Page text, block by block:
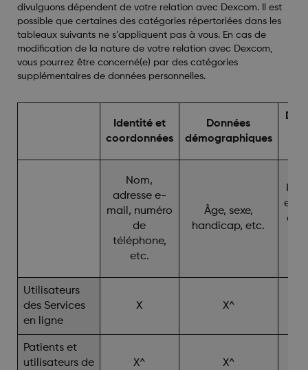
divulguons dépendent de votre relation avec Dexcom. Il est
possible que certaines des catégories répertoriées dans les
tableaux suivants ne s’appliquent pas à vous. En cas de
modification de la nature de votre relation avec Dexcom,
vous pourrez être concerné(e) par des catégories
supplémentaires de données personnelles.
Identité et
coordonnées
Données
démographiques
Nom,
adresse e-
mail, numéro
de
téléphone,
etc.
Âge, sexe,
handicap, etc.
Utilisateurs
des Services
en ligne
X X^
Patients et
utilisateurs de
X^ X^